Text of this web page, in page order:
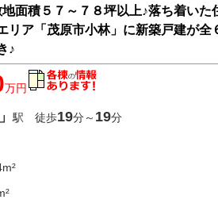
面積５７～７８坪以上♪落ち着いた
リア「茂原市小林」に新築戸建が全
♪
万円
駅 徒歩19分～ 19分